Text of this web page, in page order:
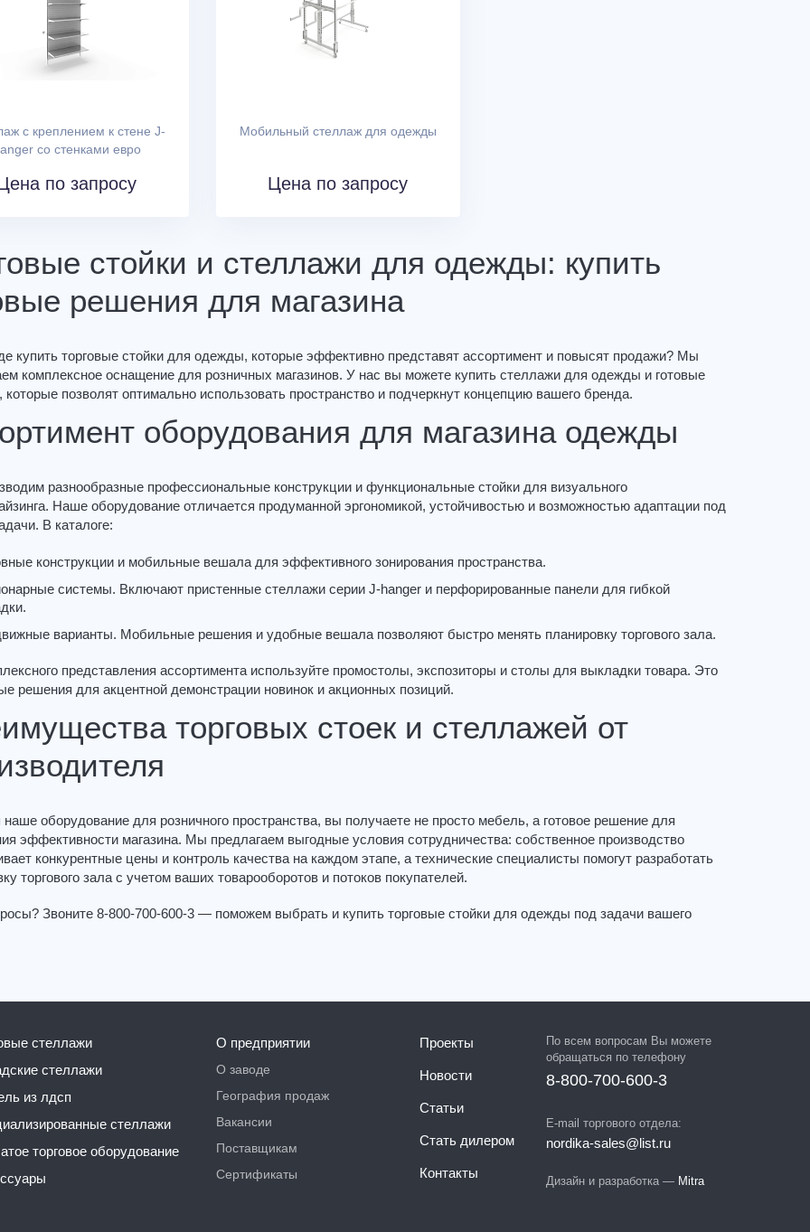
с креплением к стене J-
со стенками евро
по запросу
Мобильный стеллаж для одежды
Цена по запросу
стойки и стеллажи для одежды: купить
решения для магазина
купить торговые стойки для одежды, которые эффективно представят ассортимент и повысят продажи? Мы
комплексное оснащение для розничных магазинов. У нас вы можете купить стеллажи для одежды и готовые
позволят оптимально использовать пространство и подчеркнут концепцию вашего бренда.
оборудования для магазина одежды
разнообразные профессиональные конструкции и функциональные стойки для визуального
Наше оборудование отличается продуманной эргономикой, устойчивостью и возможностью адаптации под
В каталоге:
конструкции и мобильные вешала для эффективного зонирования пространства.
системы. Включают пристенные стеллажи серии J-hanger и перфорированные панели для гибкой
варианты. Мобильные решения и удобные вешала позволяют быстро менять планировку торгового зала.
представления ассортимента используйте промостолы, экспозиторы и столы для выкладки товара. Это
решения для акцентной демонстрации новинок и акционных позиций.
торговых стоек и стеллажей от
оборудование для розничного пространства, вы получаете не просто мебель, а готовое решение для
эффективности магазина. Мы предлагаем выгодные условия сотрудничества: собственное производство
конкурентные цены и контроль качества на каждом этапе, а технические специалисты помогут разработать
торгового зала с учетом ваших товарооборотов и потоков покупателей.
Звоните 8-800-700-600-3 — поможем выбрать и купить торговые стойки для одежды под задачи вашего
стеллажи
стеллажи
из лдсп
стеллажи
торговое оборудование
О предприятии
О заводе
География продаж
Вакансии
Поставщикам
Сертификаты
Проекты
Новости
Статьи
Стать дилером
Контакты
По всем вопросам Вы можете
обращаться по телефону
8-800-700-600-3
E-mail торгового отдела:
nordika-sales@list.ru
Дизайн и разработка — Mitra